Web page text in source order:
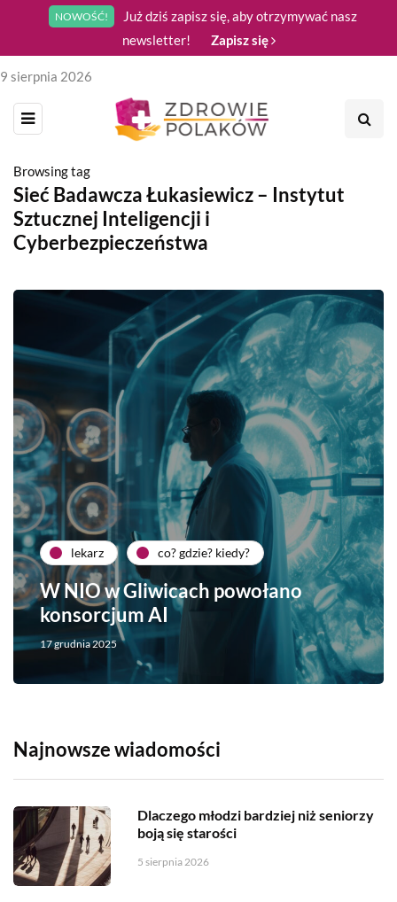
NOWOŚĆ!
Już dziś zapisz się, aby otrzymywać nasz
newsletter!
Zapisz się
9 sierpnia 2026
Browsing tag
Sieć Badawcza Łukasiewicz – Instytut
Sztucznej Inteligencji i
Cyberbezpieczeństwa
lekarz co? gdzie? kiedy?
W NIO w Gliwicach powołano
konsorcjum AI
17 grudnia 2025
Najnowsze wiadomości
Dlaczego młodzi bardziej niż seniorzy
boją się starości
5 sierpnia 2026